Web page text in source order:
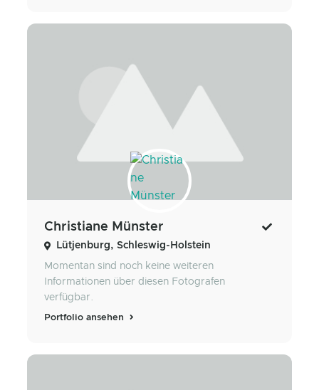
Christiane Münster
Lütjenburg, Schleswig-Holstein
Momentan sind noch keine weiteren
Informationen über diesen Fotografen
verfügbar.
Portfolio ansehen